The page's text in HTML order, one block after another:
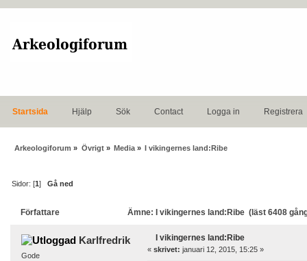
Startsida Hjälp Sök Contact Logga in Registrera
Arkeologiforum » Övrigt» Media» I vikingernes land:Ribe
Sidor: [1]Gå ned
Författare Ämne: I vikingernes land:Ribe (läst 6408
Karlfredrik
Gode
I vikingernes land:Ribe
« skrivet: januari 12, 2015, 15:25 »